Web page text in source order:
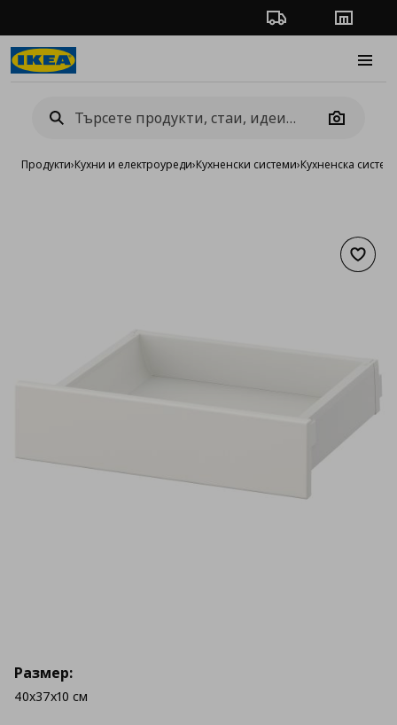
Проследяване на
Camera
Продукти›Кухни и електроуреди›Кухненски системи›Кухненска
Размер:
40x37x10 см